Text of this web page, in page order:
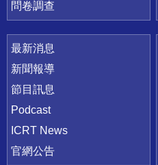
問卷調查
最新消息
新聞報導
節目訊息
Podcast
ICRT News
官網公告